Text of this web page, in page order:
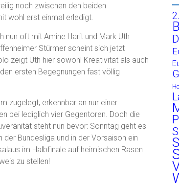
noch zwischen den beiden
wohl erst einmal erledigt.
nun oft mit Amine Harit und Mark Uth
Stürmer scheint sich jetzt
zeigt Uth hier sowohl Kreativität als auch
ersten Begegnungen fast völlig
zugelegt, erkennbar an nur einer
bei lediglich vier Gegentoren. Doch die
steht nun bevor: Sonntag geht es
der Bundesliga und in der Vorsaison ein
im Halbfinale auf heimischen Rasen.
zu stellen!